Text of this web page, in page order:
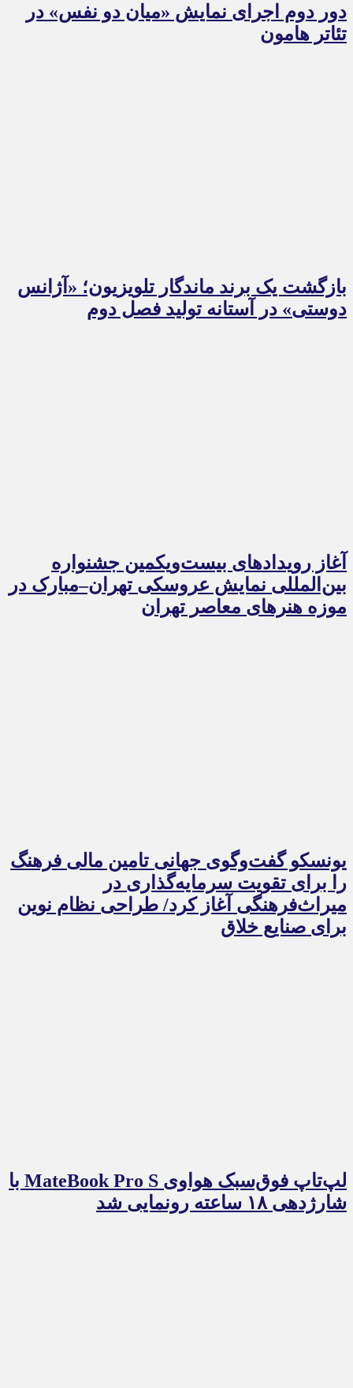
دور دوم اجرای نمایش «میان دو نفس» در
تئاتر هامون
بازگشت یک برند ماندگار تلویزیون؛ «آژانس
دوستی» در آستانه تولید فصل دوم
آغاز رویدادهای بیست‌ویکمین جشنواره
بین‌المللی نمایش عروسکی تهران–مبارک در
موزه هنرهای معاصر تهران
یونسکو گفت‌وگوی جهانی تامین مالی فرهنگ
را برای تقویت سرمایه‌گذاری در
میراث‌فرهنگی آغاز کرد/ طراحی نظام نوین
برای صنایع خلاق
لپ‌تاپ فوق‌سبک هواوی MateBook Pro S با
شارژدهی ۱۸ ساعته رونمایی شد